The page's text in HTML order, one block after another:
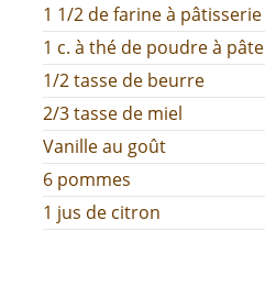
1 1/2 de farine à pâtisserie
1 c. à thé de poudre à pâte
1/2 tasse de beurre
2/3 tasse de miel
Vanille au goût
6 pommes
1 jus de citron